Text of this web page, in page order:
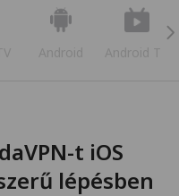
Android Android TV
t iOS
lépésben